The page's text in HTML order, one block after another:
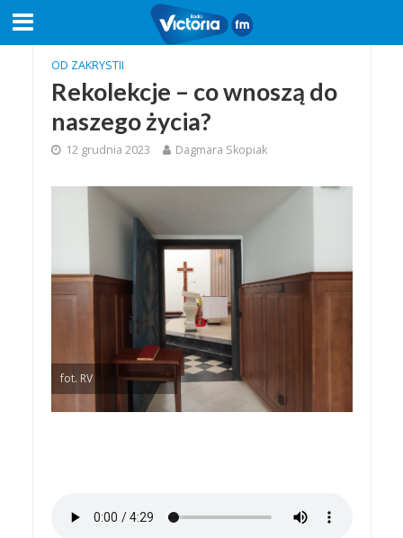
OD ZAKRYSTII
Rekolekcje – co wnoszą do
naszego życia?
12 grudnia 2023 Dagmara Skopiak
fot. RV